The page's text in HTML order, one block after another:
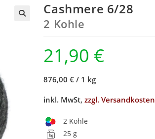
Cashmere 6/28
2 Kohle
21,90 €
876,00 € / 1 kg
inkl. MwSt,zzgl. Versandkosten
2 Kohle
25 g